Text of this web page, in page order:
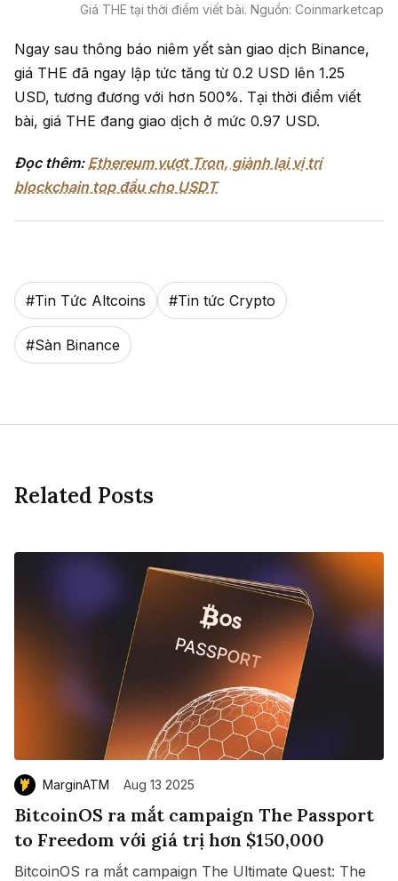
Giá THE tại thời điểm viết bài. Nguồn: Coinmarketcap
Ngay sau thông báo niêm yết sàn giao dịch Binance,
giá THE đã ngay lập tức tăng từ 0.2 USD lên 1.25
USD, tương đương với hơn 500%. Tại thời điểm viết
bài, giá THE đang giao dịch ở mức 0.97 USD.
Đọc thêm: Ethereum vượt Tron, giành lại vị trí
blockchain top đầu cho USDT
#Tin Tức Altcoins #Tin tức Crypto
#Sàn Binance
Related Posts
MarginATM Aug 13 2025
BitcoinOS ra mắt campaign The Passport
to Freedom với giá trị hơn $150,000
BitcoinOS ra mắt campaign The Ultimate Quest: The